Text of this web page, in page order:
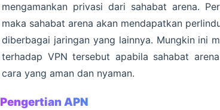
mengamankan privasi dari sahabat arena.
maka sahabat arena akan mendapatkan
diberbagai jaringan yang lainnya. Mungkin ini
terhadap VPN tersebut apabila sahabat
cara yang aman dan nyaman.
Pengertian APN